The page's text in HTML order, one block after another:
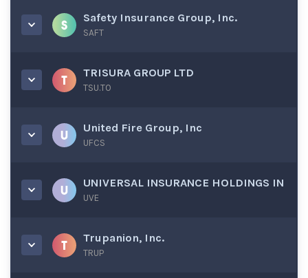
Safety Insurance Group, Inc.
SAFT
TRISURA GROUP LTD
TSU.TO
United Fire Group, Inc
UFCS
UNIVERSAL INSURANCE HOLDINGS IN
UVE
Trupanion, Inc.
TRUP